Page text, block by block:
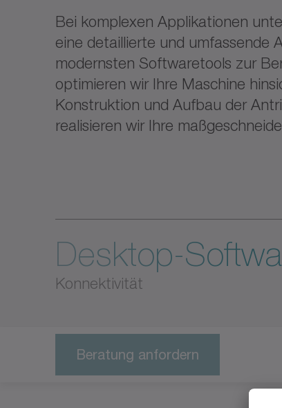
Bei komplexen Applikationen
eine detaillierte und umfassende
modernsten Softwaretools zur
optimieren wir Ihre Maschine
Konstruktion und Aufbau der
realisieren wir Ihre
Desktop-
Konnektivität
Beratung anfordern